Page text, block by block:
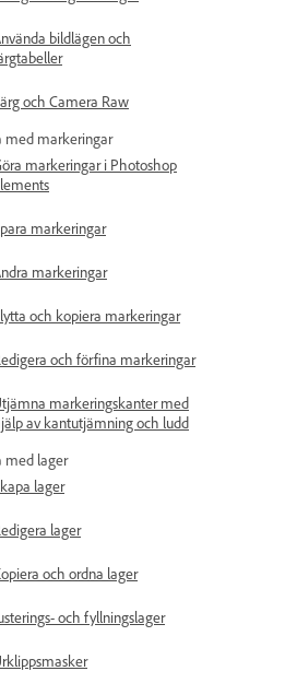
bildlägen och
och Camera Raw
med markeringar
markeringar i Photoshop
markeringar
markeringar
och kopiera markeringar
och förfina markeringar
markeringskanter med
av kantutjämning och ludd
med lager
lager
lager
och ordna lager
och fyllningslager